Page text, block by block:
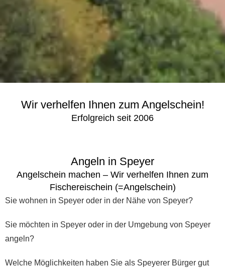
Wir verhelfen Ihnen zum Angelschein!
Erfolgreich seit 2006
Angeln in Speyer
Angelschein machen – Wir verhelfen Ihnen zum
Fischereischein (=Angelschein)
Sie wohnen in Speyer oder in der Nähe von Speyer?
Sie möchten in Speyer oder in der Umgebung von Speyer
angeln?
Welche Möglichkeiten haben Sie als Speyerer Bürger gut